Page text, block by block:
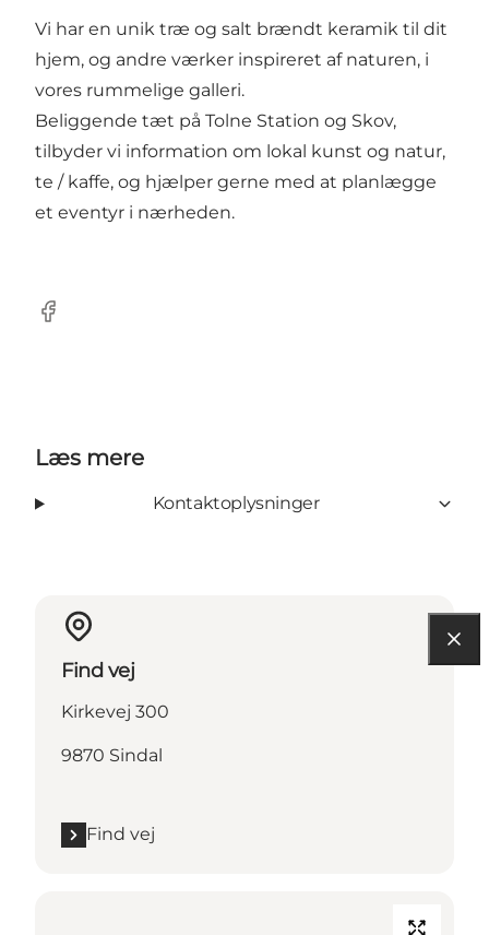
Vi har en unik træ og salt brændt keramik til dit
hjem, og andre værker inspireret af naturen, i
vores rummelige galleri.
Beliggende tæt på Tolne Station og Skov,
tilbyder vi information om lokal kunst og natur,
te / kaffe, og hjælper gerne med at planlægge
et eventyr i nærheden.
Facebook
Læs mere
Kontaktoplysninger
Find vej
Kirkevej 300
9870 Sindal
Find vej